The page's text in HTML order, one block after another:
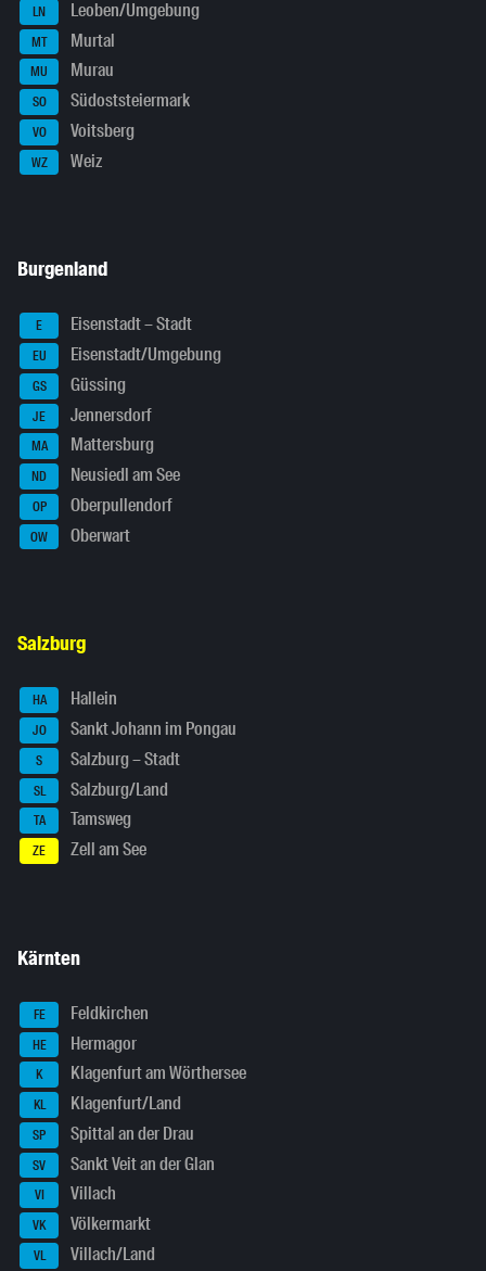
LN Leoben/Umgebung
MT Murtal
MU Murau
SO Südoststeiermark
VO Voitsberg
WZ Weiz
Burgenland
E Eisenstadt – Stadt
EU Eisenstadt/Umgebung
GS Güssing
JE Jennersdorf
MA Mattersburg
ND Neusiedl am See
OP Oberpullendorf
OW Oberwart
Salzburg
HA Hallein
JO Sankt Johann im Pongau
S Salzburg – Stadt
SL Salzburg/Land
TA Tamsweg
ZE Zell am See
Kärnten
FE Feldkirchen
HE Hermagor
K Klagenfurt am Wörthersee
KL Klagenfurt/Land
SP Spittal an der Drau
SV Sankt Veit an der Glan
VI Villach
VK Völkermarkt
VL Villach/Land